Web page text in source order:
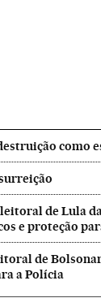
como
de Lula
e proteção
de
a Polícia